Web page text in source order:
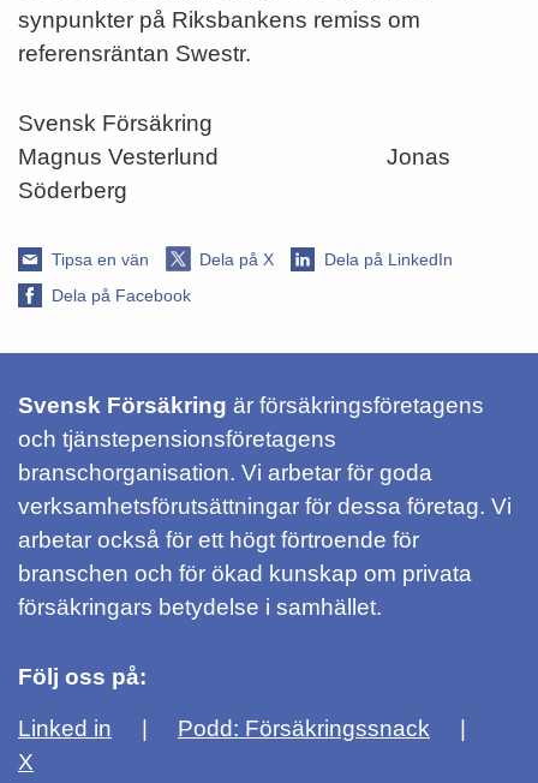
synpunkter på Riksbankens remiss om
referensräntan Swestr.
Svensk Försäkring
Magnus Vesterlund Jonas
Söderberg
Tipsa en vän Dela på X
Dela på LinkedIn
Dela på Facebook
Svensk Försäkring är försäkringsföretagens
och tjänstepensionsföretagens
branschorganisation. Vi arbetar för goda
verksamhetsförutsättningar för dessa företag. Vi
arbetar också för ett högt förtroende för
branschen och för ökad kunskap om privata
försäkringars betydelse i samhället.
Följ oss på:
Linked in
Podd: Försäkringssnack
X